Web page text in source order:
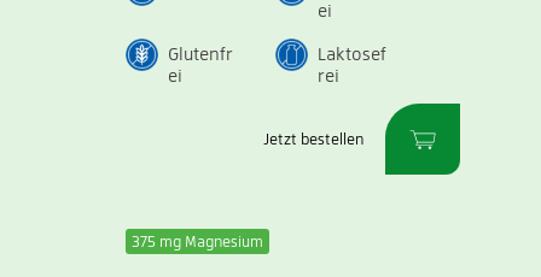
ei
Glutenfr
ei
Laktosef
rei
Jetzt bestellen
375 mg Magnesium